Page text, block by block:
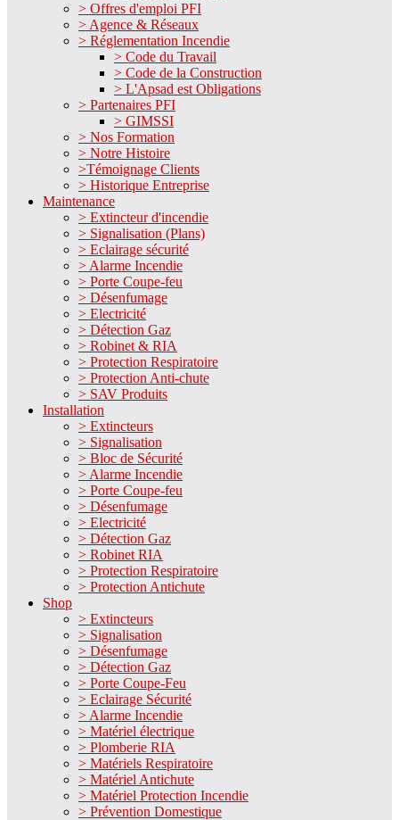
> Offres d'emploi PFI
> Agence & Réseaux
> Réglementation Incendie
> Code du Travail
> Code de la Construction
> L'Apsad est Obligations
> Partenaires PFI
> GIMSSI
> Nos Formation
> Notre Histoire
>Témoignage Clients
> Historique Entreprise
Maintenance
> Extincteur d'incendie
> Signalisation (Plans)
> Eclairage sécurité
> Alarme Incendie
> Porte Coupe-feu
> Désenfumage
> Electricité
> Détection Gaz
> Robinet & RIA
> Protection Respiratoire
> Protection Anti-chute
> SAV Produits
Installation
> Extincteurs
> Signalisation
> Bloc de Sécurité
> Alarme Incendie
> Porte Coupe-feu
> Désenfumage
> Electricité
> Détection Gaz
> Robinet RIA
> Protection Respiratoire
> Protection Antichute
Shop
> Extincteurs
> Signalisation
> Désenfumage
> Détection Gaz
> Porte Coupe-Feu
> Eclairage Sécurité
> Alarme Incendie
> Matériel électrique
> Plomberie RIA
> Matériels Respiratoire
> Matériel Antichute
> Matériel Protection Incendie
> Prévention Domestique